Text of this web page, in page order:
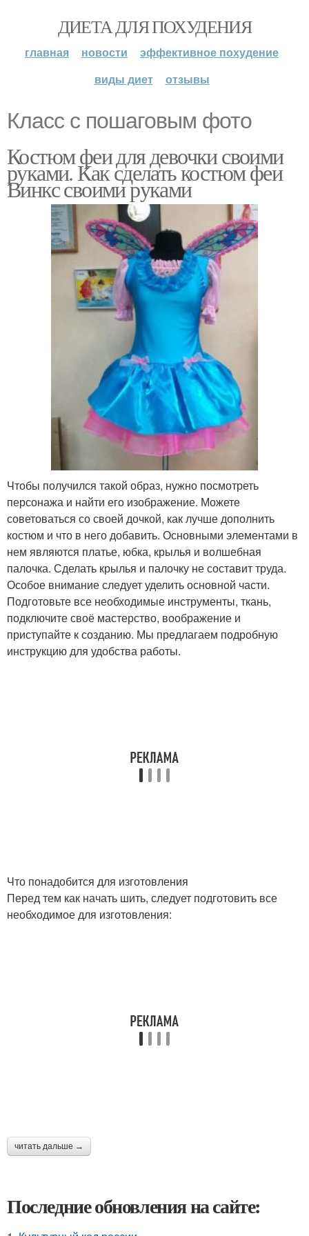
ДИЕТА ДЛЯ ПОХУДЕНИЯ
главная новости
эффективное похудение
виды диет
отзывы
Класс с пошаговым фото
Костюм феи для девочки своими
руками. Как сделать костюм феи
Винкс своими руками
Чтобы получился такой образ, нужно посмотреть
персонажа и найти его изображение. Можете
советоваться со своей дочкой, как лучше дополнить
костюм и что в него добавить. Основными элементами в
нем являются платье, юбка, крылья и волшебная
палочка. Сделать крылья и палочку не составит труда.
Особое внимание следует уделить основной части.
Подготовьте все необходимые инструменты, ткань,
подключите своё мастерство, воображение и
приступайте к созданию. Мы предлагаем подробную
инструкцию для удобства работы.
Что понадобится для изготовления
Перед тем как начать шить, следует подготовить все
необходимое для изготовления:
читать дальше →
Последние обновления на сайте: